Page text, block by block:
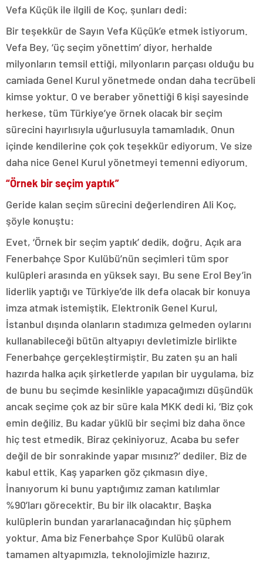
Vefa Küçük ile ilgili de Koç, şunları dedi:
Bir teşekkür de Sayın Vefa Küçük’e etmek istiyorum.
Vefa Bey, ‘üç seçim yönettim’ diyor, herhalde
milyonların temsil ettiği, milyonların parçası olduğu bu
camiada Genel Kurul yönetmede ondan daha tecrübeli
kimse yoktur. O ve beraber yönettiği 6 kişi sayesinde
herkese, tüm Türkiye’ye örnek olacak bir seçim
sürecini hayırlısıyla uğurlusuyla tamamladık. Onun
içinde kendilerine çok çok teşekkür ediyorum. Ve size
daha nice Genel Kurul yönetmeyi temenni ediyorum.
“Örnek bir seçim yaptık”
Geride kalan seçim sürecini değerlendiren Ali Koç,
şöyle konuştu:
Evet, ‘Örnek bir seçim yaptık’ dedik, doğru. Açık ara
Fenerbahçe Spor Kulübü’nün seçimleri tüm spor
kulüpleri arasında en yüksek sayı. Bu sene Erol Bey’in
liderlik yaptığı ve Türkiye’de ilk defa olacak bir konuya
imza atmak istemiştik, Elektronik Genel Kurul,
İstanbul dışında olanların stadımıza gelmeden oylarını
kullanabileceği bütün altyapıyı devletimizle birlikte
Fenerbahçe gerçekleştirmiştir. Bu zaten şu an hali
hazırda halka açık şirketlerde yapılan bir uygulama, biz
de bunu bu seçimde kesinlikle yapacağımızı düşündük
ancak seçime çok az bir süre kala MKK dedi ki, ‘Biz çok
emin değiliz. Bu kadar yüklü bir seçimi biz daha önce
hiç test etmedik. Biraz çekiniyoruz. Acaba bu sefer
değil de bir sonrakinde yapar mısınız?’ dediler. Biz de
kabul ettik. Kaş yaparken göz çıkmasın diye.
İnanıyorum ki bunu yaptığımız zaman katılımlar
%90’ları görecektir. Bu bir ilk olacaktır. Başka
kulüplerin bundan yararlanacağından hiç şüphem
yoktur. Ama biz Fenerbahçe Spor Kulübü olarak
tamamen altyapımızla, teknolojimizle hazırız.